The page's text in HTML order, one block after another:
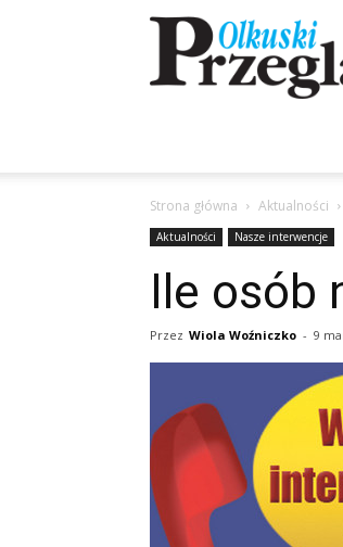
Przegląd
Olkuski
Strona główna Aktualności
Aktualności Nasze interwencje
Ile osób
Przez Wiola Woźniczko - 9